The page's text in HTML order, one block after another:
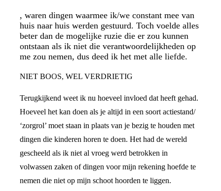
, waren dingen waarmee ik/we constant mee van
huis naar huis werden gestuurd. Toch voelde alles
beter dan de mogelijke ruzie die er zou kunnen
ontstaan als ik niet die verantwoordelijkheden op
me zou nemen, dus deed ik het met alle liefde.
NIET BOOS, WEL VERDRIETIG
Terugkijkend weet ik nu hoeveel invloed dat heeft gehad.
Hoeveel het kan doen als je altijd in een soort actiestand/
‘zorgrol’ moet staan in plaats van je bezig te houden met
dingen die kinderen horen te doen. Het had de wereld
gescheeld als ik niet al vroeg werd betrokken in
volwassen zaken of dingen voor mijn rekening hoefde te
nemen die niet op mijn schoot hoorden te liggen.